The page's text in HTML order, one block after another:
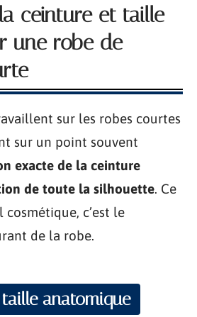
ceinture et taille
une robe de
sur les robes courtes
sur un point souvent
exacte de la ceinture
de toute la silhouette. Ce
cosmétique, c’est le
de la robe.
anatomique